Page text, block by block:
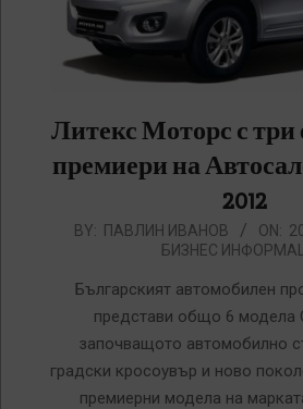
Литекс Моторс с три
премиери на
2012
2012-
BY: ПАВЛИН ИВАНОВ ON:
БИЗНЕС
Българският автомобилен
представи общо 6 модела
започващото автомобилно
градски кросоувър и ново
премиерни модела на